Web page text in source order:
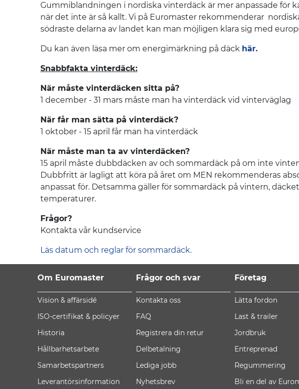
Gummiblandningen i nordiska vinterdäck är mer anpassade för
när det inte är så kallt. Vi på Euromaster rekommenderar
södraste delarna av landet kan man möjligen klara sig med
Du kan även läsa mer om energimärkning på däck här.
Snabbfakta vinterdäck:
När måste vinterdäcken sitta på?
1 december - 31 mars måste man ha vinterdäck vid vinterväglag
När får man sätta på vinterdäck?
1 oktober - 15 april får man ha vinterdäck
När måste man ta av vinterdäcken?
15 april måste dubbdäcken av och sommardäck på om inte
Dubbfritt är lagligt att köra på året om MEN rekommenderas
anpassat för. Detsamma gäller för sommardäck på vintern,
temperaturer.
Frågor?
Kontakta vår kundservice
Läs datum och reglar för sommardäck.
Om Euromaster
Vision & affärsidé
ISO-certifikat & policyer
Historia
Hållbarhetsarbete
Samarbetspartners
Leverantörsinformation
Frågor och svar
Kontakta oss
FAQ
Registrera din retur
Delbetalning
Lediga jobb
Nyhetsbrev
Företag
Lätta fordon
Last & trailer
Jordbruk
Entreprenad
Regummering
Bli en del av